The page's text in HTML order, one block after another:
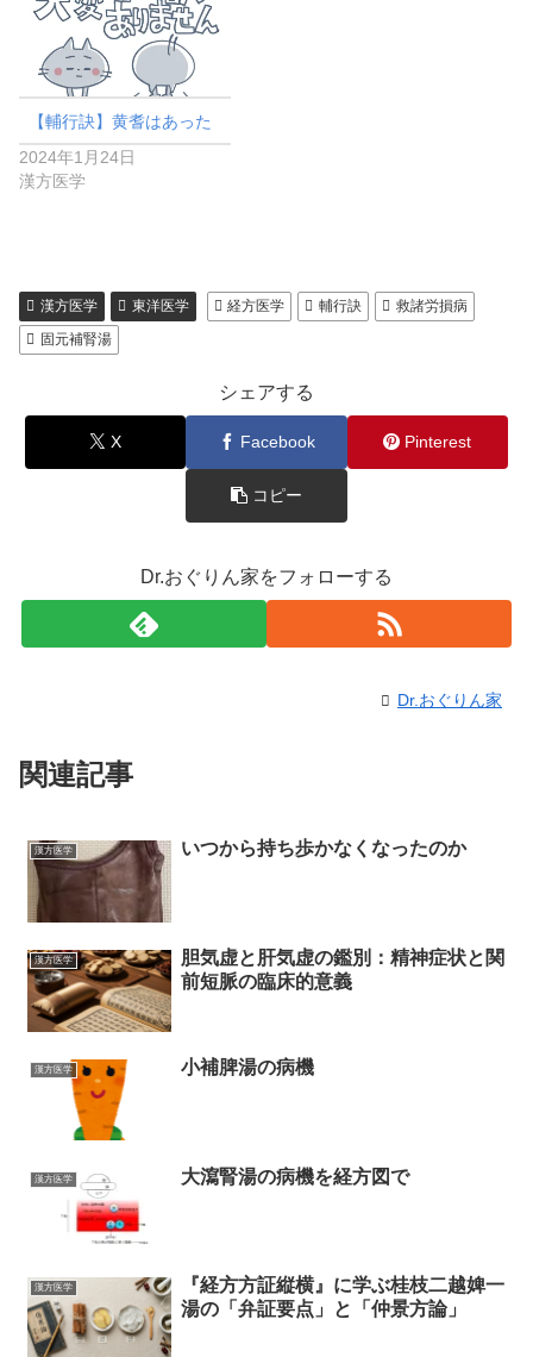
【輔行訣】黄耆はあった
2024年1月24日
漢方医学
漢方医学 東洋医学 経方医学 輔行訣
救諸労損病
固元補腎湯
シェアする
X Facebook Pinterest
コピー
Dr.おぐりん家をフォローする
Dr.おぐりん家
関連記事
漢方医学 いつから持ち歩かなくなったのか
漢方医学
胆気虚と肝気虚の鑑別：精神症状と関
前短脈の臨床的意義
漢方医学 小補脾湯の病機
漢方医学 大瀉腎湯の病機を経方図で
漢方医学
『経方方証縦横』に学ぶ桂枝二越婢一
湯の「弁証要点」と「仲景方論」